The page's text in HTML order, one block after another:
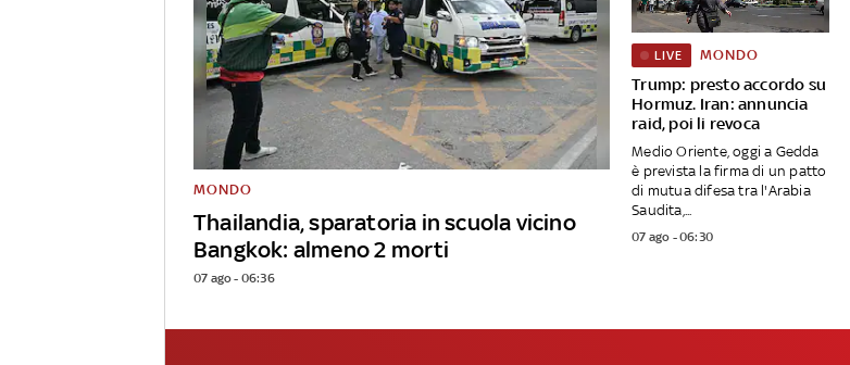
Thailandia, sparatoria in scuola vicino
Bangkok: almeno 2 morti
MONDO
07 ago - 06:36
Trump: presto accordo su
Hormuz. Iran: annuncia
raid, poi li revoca
LIVE MONDO
Medio Oriente, oggi a Gedda
è prevista la firma di un patto
di mutua difesa tra l'Arabia
Saudita,...
07 ago - 06:30